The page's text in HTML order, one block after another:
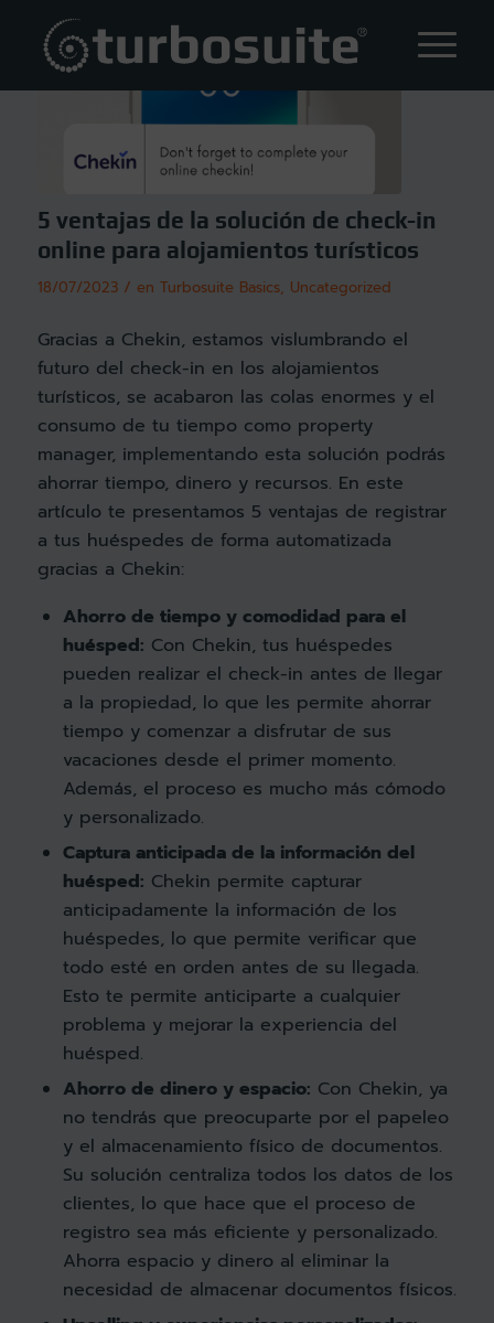
5 ventajas de la solución de check-in
online para alojamientos turísticos
18/07/2023 / en Turbosuite Basics, Uncategorized
Gracias a Chekin, estamos vislumbrando el
futuro del check-in en los alojamientos
turísticos, se acabaron las colas enormes y el
consumo de tu tiempo como property
manager, implementando esta solución podrás
ahorrar tiempo, dinero y recursos. En este
artículo te presentamos 5 ventajas de registrar
a tus huéspedes de forma automatizada
gracias a Chekin:
Ahorro de tiempo y comodidad para el
huésped: Con Chekin, tus huéspedes
pueden realizar el check-in antes de llegar
a la propiedad, lo que les permite ahorrar
tiempo y comenzar a disfrutar de sus
vacaciones desde el primer momento.
Además, el proceso es mucho más cómodo
y personalizado.
Captura anticipada de la información del
huésped: Chekin permite capturar
anticipadamente la información de los
huéspedes, lo que permite verificar que
todo esté en orden antes de su llegada.
Esto te permite anticiparte a cualquier
problema y mejorar la experiencia del
huésped.
Ahorro de dinero y espacio: Con Chekin, ya
no tendrás que preocuparte por el papeleo
y el almacenamiento físico de documentos.
Su solución centraliza todos los datos de los
clientes, lo que hace que el proceso de
registro sea más eficiente y personalizado.
Ahorra espacio y dinero al eliminar la
necesidad de almacenar documentos físicos.